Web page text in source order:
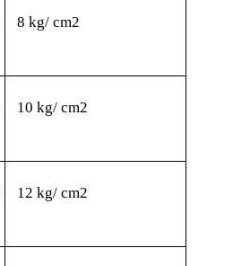
8 kg/ cm2
10 kg/ cm2
12 kg/ cm2